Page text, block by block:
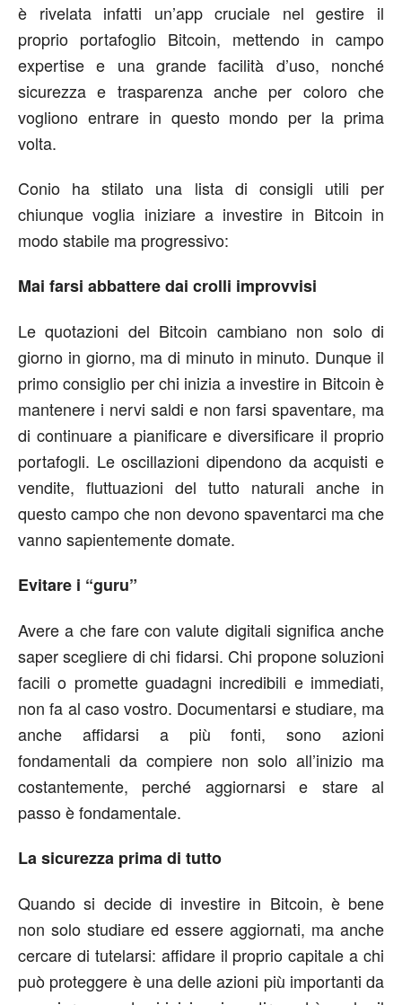
è rivelata infatti un’app cruciale nel gestire il
proprio portafoglio Bitcoin, mettendo in campo
expertise e una grande facilità d’uso, nonché
sicurezza e trasparenza anche per coloro che
vogliono entrare in questo mondo per la prima
volta.
Conio ha stilato una lista di consigli utili per
chiunque voglia iniziare a investire in Bitcoin in
modo stabile ma progressivo:
Mai farsi abbattere dai crolli improvvisi
Le quotazioni del Bitcoin cambiano non solo di
giorno in giorno, ma di minuto in minuto. Dunque il
primo consiglio per chi inizia a investire in Bitcoin è
mantenere i nervi saldi e non farsi spaventare, ma
di continuare a pianificare e diversificare il proprio
portafogli. Le oscillazioni dipendono da acquisti e
vendite, fluttuazioni del tutto naturali anche in
questo campo che non devono spaventarci ma che
vanno sapientemente domate.
Evitare i “guru”
Avere a che fare con valute digitali significa anche
saper scegliere di chi fidarsi. Chi propone soluzioni
facili o promette guadagni incredibili e immediati,
non fa al caso vostro. Documentarsi e studiare, ma
anche affidarsi a più fonti, sono azioni
fondamentali da compiere non solo all’inizio ma
costantemente, perché aggiornarsi e stare al
passo è fondamentale.
La sicurezza prima di tutto
Quando si decide di investire in Bitcoin, è bene
non solo studiare ed essere aggiornati, ma anche
cercare di tutelarsi: affidare il proprio capitale a chi
può proteggere è una delle azioni più importanti da